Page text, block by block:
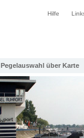
Hilfe
Pegelauswahl über Karte